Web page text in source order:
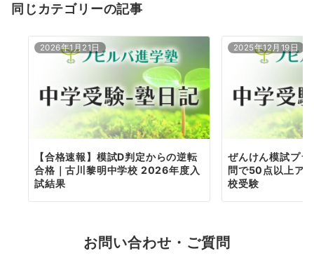
ン
同じカテゴリーの記事
2026年1月21日
【合格速報】模試D判定からの逆転
合格｜古川黎明中学校 2026年度入
試結果
2025年12月19日
ぜんけん模試プ
問で50点以上ア
校受験
お問い合わせ・ご質問